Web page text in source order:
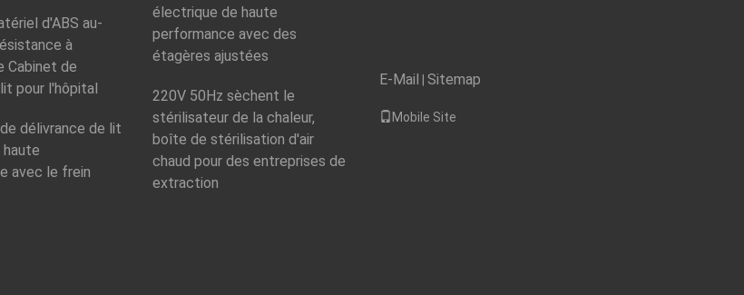
d'ABS au-
à
Cabinet de
pour l'hôpital
délivrance de lit
avec le frein
électrique de haute
performance avec des
étagères ajustées
220V 50Hz sèchent le
stérilisateur de la chaleur,
boîte de stérilisation d'air
chaud pour des entreprises de
extraction
E-Mail Sitemap
Mobile Site